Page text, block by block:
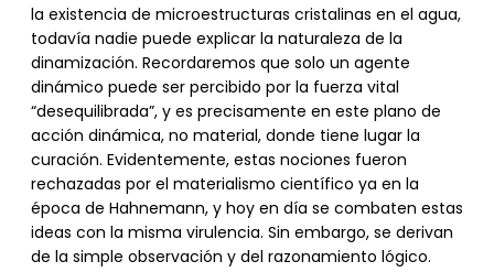
la existencia de microestructuras cristalinas en el agua,
todavía nadie puede explicar la naturaleza de la
dinamización. Recordaremos que solo un agente
dinámico puede ser percibido por la fuerza vital
“desequilibrada”, y es precisamente en este plano de
acción dinámica, no material, donde tiene lugar la
curación. Evidentemente, estas nociones fueron
rechazadas por el materialismo científico ya en la
época de Hahnemann, y hoy en día se combaten estas
ideas con la misma virulencia. Sin embargo, se derivan
de la simple observación y del razonamiento lógico.